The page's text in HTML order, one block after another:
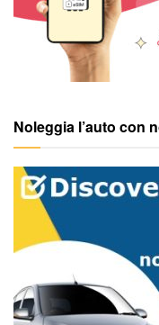
Noleggia l’auto con